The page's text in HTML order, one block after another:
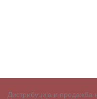
Дистрибуција и продажба